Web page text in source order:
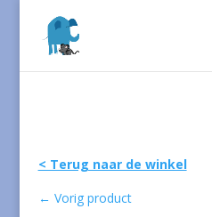
< Terug naar de winkel
← Vorig product